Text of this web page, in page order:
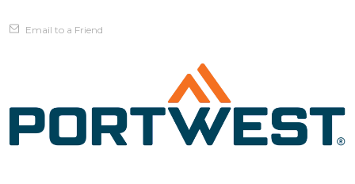
Email to a Friend